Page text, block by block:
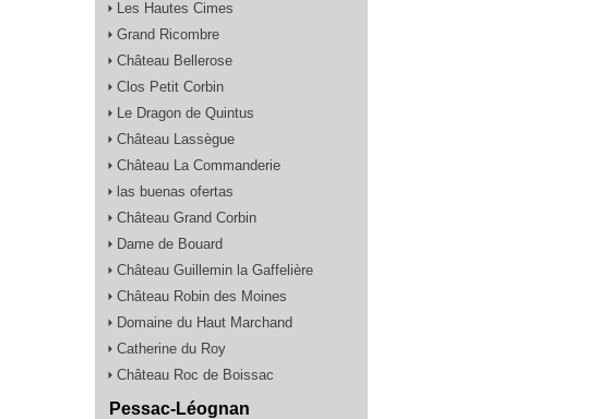
Les Hautes Cimes
Grand Ricombre
Château Bellerose
Clos Petit Corbin
Le Dragon de Quintus
Château Lassègue
Château La Commanderie
las buenas ofertas
Château Grand Corbin
Dame de Bouard
Château Guillemin la Gaffelière
Château Robin des Moines
Domaine du Haut Marchand
Catherine du Roy
Château Roc de Boissac
Pessac-Léognan